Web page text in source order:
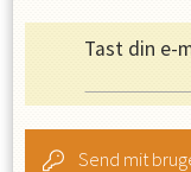
Tast din e-
Send mit